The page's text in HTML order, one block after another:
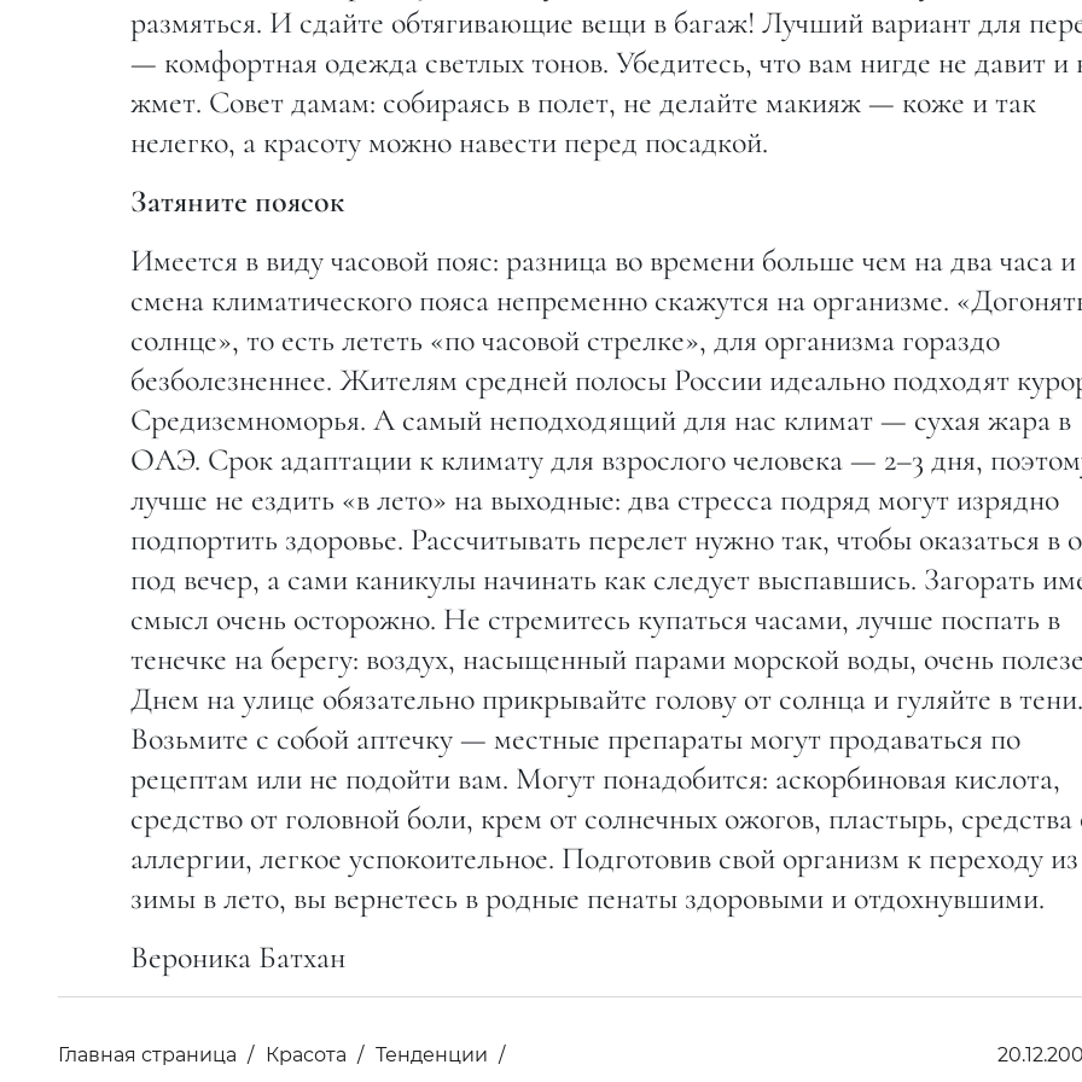
размяться. И сдайте обтягивающие вещи в багаж! Лучший вариант для
— комфортная одежда светлых тонов. Убедитесь, что вам нигде не давит и
жмет. Совет дамам: собираясь в полет, не делайте макияж — коже и так
нелегко, а красоту можно навести перед посадкой.
Затяните поясок
Имеется в виду часовой пояс: разница во времени больше чем на два часа и
смена климатического пояса непременно скажутся на организме.
солнце», то есть лететь «по часовой стрелке», для организма гораздо
безболезненнее. Жителям средней полосы России идеально подходят
Средиземноморья. А самый неподходящий для нас климат — сухая жара в
ОАЭ. Срок адаптации к климату для взрослого человека — 2–3 дня,
лучше не ездить «в лето» на выходные: два стресса подряд могут изрядно
подпортить здоровье. Рассчитывать перелет нужно так, чтобы оказаться в
под вечер, а сами каникулы начинать как следует выспавшись. Загорать
смысл очень осторожно. Не стремитесь купаться часами, лучше поспать в
тенечке на берегу: воздух, насыщенный парами морской воды, очень
Днем на улице обязательно прикрывайте голову от солнца и гуляйте в тени.
Возьмите с собой аптечку — местные препараты могут продаваться по
рецептам или не подойти вам. Могут понадобится: аскорбиновая кислота,
средство от головной боли, крем от солнечных ожогов, пластырь, средства
аллергии, легкое успокоительное. Подготовив свой организм к переходу из
зимы в лето, вы вернетесь в родные пенаты здоровыми и отдохнувшими.
Вероника Батхан
Главная страница Красота Тенденции